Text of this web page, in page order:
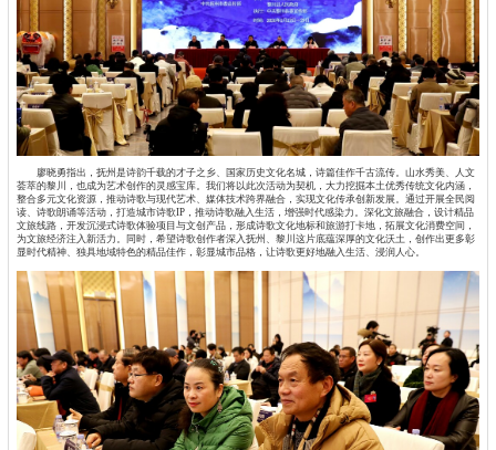
廖晓勇指出，抚州是诗韵千载的才子之乡、国家历史文化名城，诗篇佳作千古流传。山水秀美、人文
荟萃的黎川，也成为艺术创作的灵感宝库。我们将以此次活动为契机，大力挖掘本土优秀传统文化内涵，
整合多元文化资源，推动诗歌与现代艺术、媒体技术跨界融合，实现文化传承创新发展。通过开展全民阅
读、诗歌朗诵等活动，打造城市诗歌IP，推动诗歌融入生活，增强时代感染力。深化文旅融合，设计精品
文旅线路，开发沉浸式诗歌体验项目与文创产品，形成诗歌文化地标和旅游打卡地，拓展文化消费空间，
为文旅经济注入新活力。同时，希望诗歌创作者深入抚州、黎川这片底蕴深厚的文化沃土，创作出更多彰
显时代精神、独具地域特色的精品佳作，彰显城市品格，让诗歌更好地融入生活、浸润人心。